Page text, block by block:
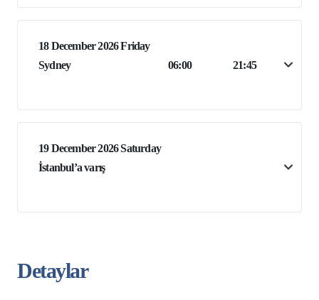
18 December 2026 Friday
Sydney
06:00 21:45
19 December 2026 Saturday
İstanbul’a varış
Detaylar